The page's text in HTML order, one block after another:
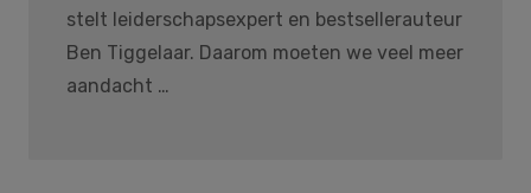
stelt leiderschapsexpert en bestsellerauteur
Ben Tiggelaar. Daarom moeten we veel meer
aandacht …